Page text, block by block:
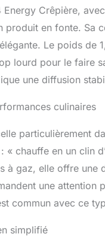
Energy Crêpière,
produit en fonte. Sa
Le poids de
lourd pour le faire
une diffusion
culinaires
particulièrement
« chauffe en un clin
à gaz, elle offre une
une attention
commun avec ce
simplifié